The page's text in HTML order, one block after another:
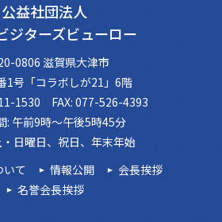
公益社団法人
ジターズビューロー
0806 滋賀県大津市
1号「コラボしが21」6階
1530 FAX: 077-526-4393
: 午前9時～午後5時45分
・日曜日、祝日、年末年始
いて
情報公開
会長挨拶
名誉会長挨拶